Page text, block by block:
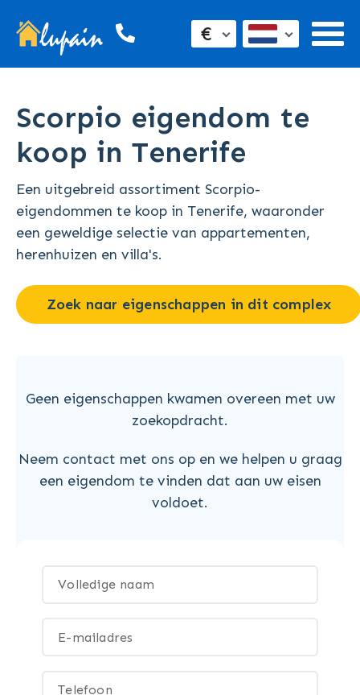
€
Scorpio eigendom te
koop in Tenerife
Een uitgebreid assortiment Scorpio-
eigendommen te koop in Tenerife, waaronder
een geweldige selectie van appartementen,
herenhuizen en villa's.
Zoek naar eigenschappen in dit complex
Geen eigenschappen kwamen overeen met uw
zoekopdracht.
Neem contact met ons op en we helpen u graag
een eigendom te vinden dat aan uw eisen
voldoet.